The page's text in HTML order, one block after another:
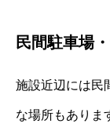
民間駐車場
施設近辺には民
な場所もありま